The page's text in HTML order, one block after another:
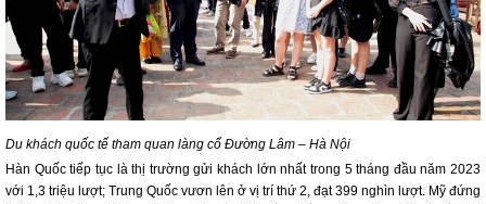
Du khách quốc tế tham quan làng cổ Đường Lâm – Hà Nội
Hàn Quốc tiếp tục là thị trường gửi khách lớn nhất trong 5 tháng đầu năm 2023
với 1,3 triệu lượt; Trung Quốc vươn lên ở vị trí thứ 2, đạt 399 nghìn lượt. Mỹ đứng